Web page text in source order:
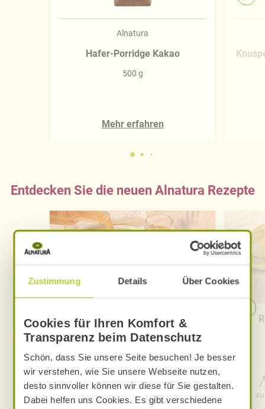
Zustimmung Details Über Cookies
Cookies für Ihren Komfort &
Transparenz beim Datenschutz
Schön, dass Sie unsere Seite besuchen! Je besser
wir verstehen, wie Sie unsere Webseite nutzen,
desto sinnvoller können wir diese für Sie gestalten.
Dabei helfen uns Cookies. Es gibt verschiedene
Alnatura
Hafer-Porridge Kakao
500 g
Mehr erfahren
Entdecken Sie die neuen Alnatura Rezepte
Pfirsich-Eistee
Aufwand
0 Std. 15 Min.
Gesamtzeit